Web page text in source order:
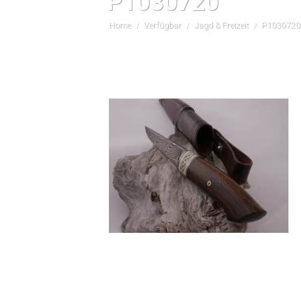
Home / Verfügbar / Jagd & Freizeit / P1030720